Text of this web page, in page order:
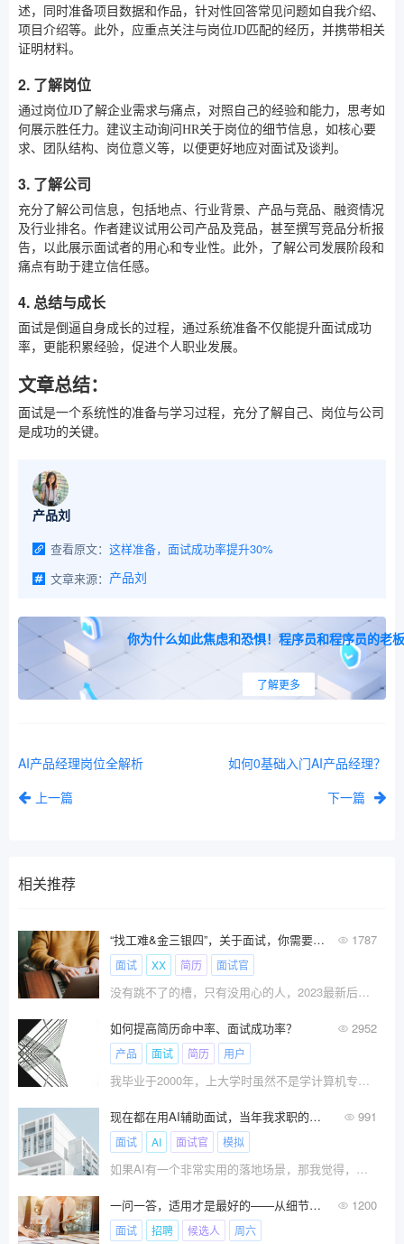
述，同时准备项目数据和作品，针对性回答常见问题如自我介绍、
项目介绍等。此外，应重点关注与岗位JD匹配的经历，并携带相关
证明材料。
2. 了解岗位
通过岗位JD了解企业需求与痛点，对照自己的经验和能力，思考如
何展示胜任力。建议主动询问HR关于岗位的细节信息，如核心要
求、团队结构、岗位意义等，以便更好地应对面试及谈判。
3. 了解公司
充分了解公司信息，包括地点、行业背景、产品与竞品、融资情况
及行业排名。作者建议试用公司产品及竞品，甚至撰写竞品分析报
告，以此展示面试者的用心和专业性。此外，了解公司发展阶段和
痛点有助于建立信任感。
4. 总结与成长
面试是倒逼自身成长的过程，通过系统准备不仅能提升面试成功
率，更能积累经验，促进个人职业发展。
文章总结：
面试是一个系统性的准备与学习过程，充分了解自己、岗位与公司
是成功的关键。
产品刘
查看原文： 这样准备，面试成功率提升30%
文章来源：
产品刘
你为什么如此焦虑和恐惧！程序员和程序员的老
了解更多
AI产品经理岗位全解析
上一篇
如何0基础入门AI产品经理？
下一篇
相关推荐
“找工难&金三银四”，关于面试，你需要知道的这些事 1787
面试 XX 简历 面试官
没有跳不了的槽，只有没用心的人，2023最新后端岗位面试真题+简历包装。
如何提高简历命中率、面试成功率？ 2952
产品 面试 简历 用户
我毕业于2000年，上大学时虽然不是学计算机专业，但凭着对计算机的兴趣自学了计算机，并很轻松地找到了一份工作。
现在都在用AI辅助面试，当年我求职的时候也好想有。 991
面试 AI 面试官 模拟
如果AI有一个非常实用的落地场景，那我觉得，一定就是AI辅助面试。
一问一答，适用才是最好的——从细节处建立招聘体系（三） 1200
面试 招聘 候选人 周六